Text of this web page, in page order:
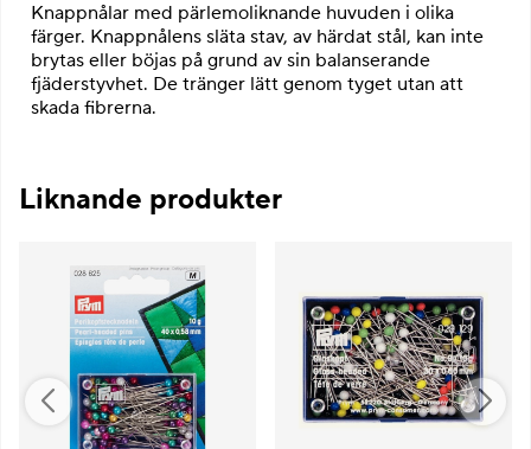
Knappnålar med pärlemoliknande huvuden i olika
färger. Knappnålens släta stav, av härdat stål, kan inte
brytas eller böjas på grund av sin balanserande
fjäderstyvhet. De tränger lätt genom tyget utan att
skada fibrerna.
Liknande produkter